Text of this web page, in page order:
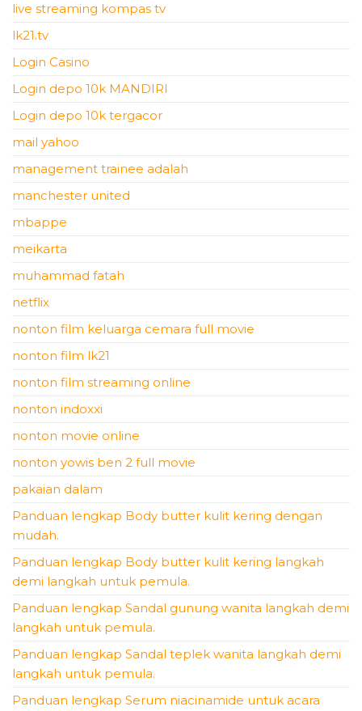
live streaming kompas tv
lk21.tv
Login Casino
Login depo 10k MANDIRI
Login depo 10k tergacor
mail yahoo
management trainee adalah
manchester united
mbappe
meikarta
muhammad fatah
netflix
nonton film keluarga cemara full movie
nonton film lk21
nonton film streaming online
nonton indoxxi
nonton movie online
nonton yowis ben 2 full movie
pakaian dalam
Panduan lengkap Body butter kulit kering dengan
mudah.
Panduan lengkap Body butter kulit kering langkah
demi langkah untuk pemula.
Panduan lengkap Sandal gunung wanita langkah demi
langkah untuk pemula.
Panduan lengkap Sandal teplek wanita langkah demi
langkah untuk pemula.
Panduan lengkap Serum niacinamide untuk acara